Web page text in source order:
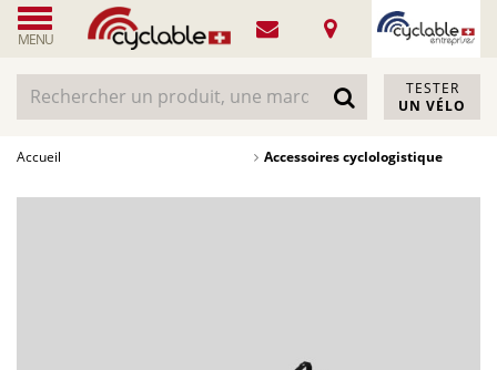
MENU
TESTER
UN VÉLO
Accueil Accessoires cyclologistique